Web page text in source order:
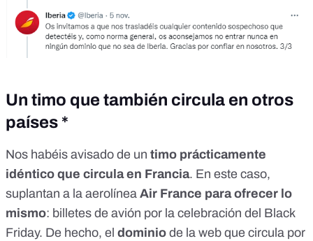
Un timo que también circula en otros
países *
Nos habéis avisado de un timo prácticamente
idéntico que circula en Francia. En este caso,
suplantan a la aerolínea Air France para ofrecer lo
mismo: billetes de avión por la celebración del Black
Friday. De hecho, el dominio de la web que circula por